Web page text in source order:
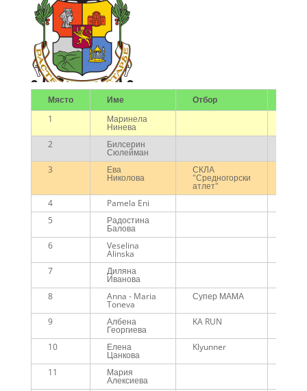
Място Име Отбор
1
Маринела
Нинева
2 Билсерин
Сюлейман
3 Ева
Николова
СКЛА
"Средногорски
атлет"
4 Pamela Eni
5
Радостина
Балова
6 Veselina
Alinska
7 Диляна
Иванова
8 Anna - Maria
Toneva
Супер МАМА
9 Албена
Георгиева
KA RUN
10 Елена
Цанкова
Klyunner
11 Мария
Алексиева